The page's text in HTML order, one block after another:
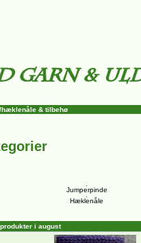
& tilbehø
Jumperpinde
Hæklenåle
i august